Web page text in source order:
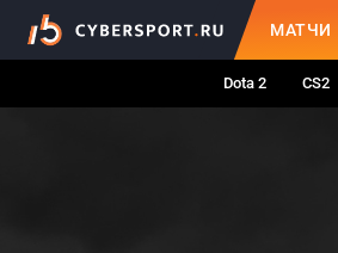
МАТЧИ
Dota 2 CS2